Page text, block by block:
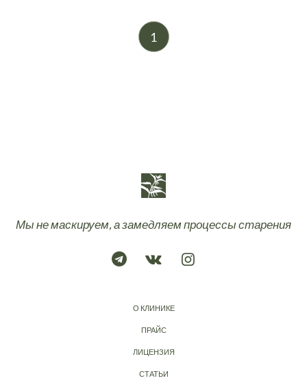
1
Мы не маскируем, а замедляем процессы старения
О КЛИНИКЕ
ПРАЙС
ЛИЦЕНЗИЯ
СТАТЬИ